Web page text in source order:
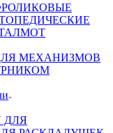
РОЛИКОВЫЕ
МЕХАНИЗМОВ
ДЛЯ